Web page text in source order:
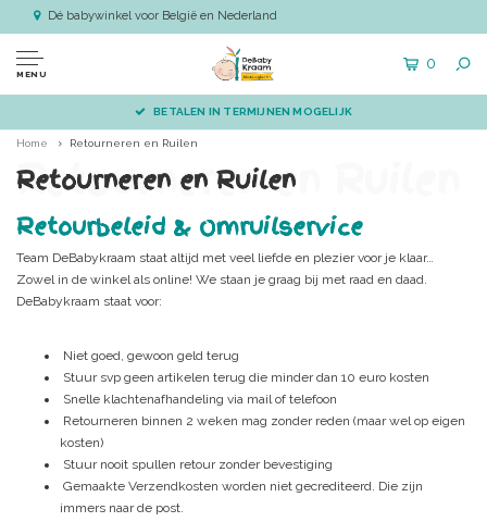
Dé babywinkel voor België en Nederland
MENU
0
BETALEN IN TERMIJNEN MOGELIJK
Home Retourneren en Ruilen
Retourneren en Ruilen
Retourneren en Ruilen
Retourbeleid & Omruilservice
Team DeBabykraam staat altijd met veel liefde en plezier voor je klaar…
Zowel in de winkel als online! We staan je graag bij met raad en daad.
DeBabykraam staat voor:
Niet goed, gewoon geld terug
Stuur svp geen artikelen terug die minder dan 10 euro kosten
Snelle klachtenafhandeling via mail of telefoon
Retourneren binnen 2 weken mag zonder reden (maar wel op eigen
kosten)
Stuur nooit spullen retour zonder bevestiging
Gemaakte Verzendkosten worden niet gecrediteerd. Die zijn
immers naar de post.